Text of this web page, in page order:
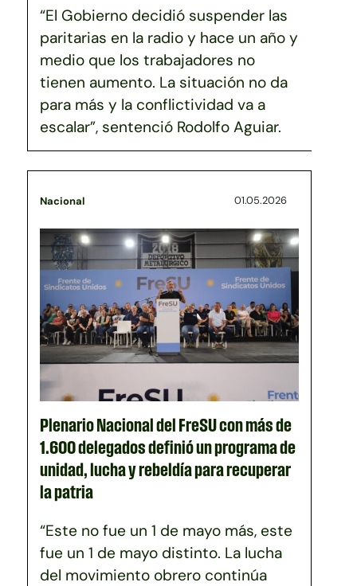
“El Gobierno decidió suspender las
paritarias en la radio y hace un año y
medio que los trabajadores no
tienen aumento. La situación no da
para más y la conflictividad va a
escalar”, sentenció Rodolfo Aguiar.
Nacional 01.05.2026
Plenario Nacional del FreSU con más de
1.600 delegados definió un programa de
unidad, lucha y rebeldía para recuperar
la patria
“Este no fue un 1 de mayo más, este
fue un 1 de mayo distinto. La lucha
del movimiento obrero continúa